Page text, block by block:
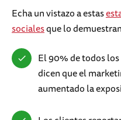
Echa un vistazo a estas
socialesque lo
El 90% de todos
dicen que el
aumentado la